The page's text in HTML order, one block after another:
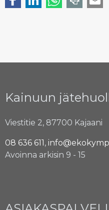
Kainuun
Viestitie 2, 87700 Kajaani
08 636 611,
Avoinna arkisin 9 - 15